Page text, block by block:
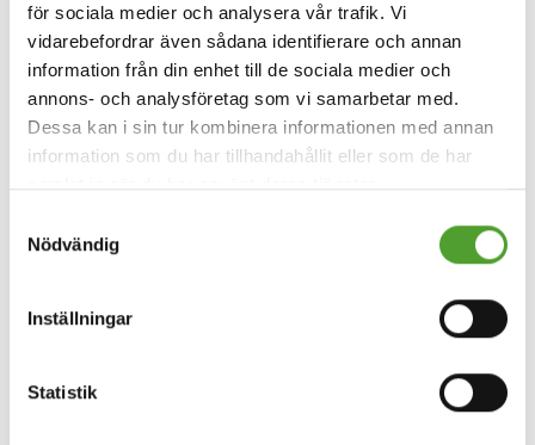
för sociala medier och analysera vår trafik. Vi
vidarebefordrar även sådana identifierare och annan
information från din enhet till de sociala medier och
annons- och analysföretag som vi samarbetar med.
Dessa kan i sin tur kombinera informationen med annan
information som du har tillhandahållit eller som de har
samlat in när du har använt deras tjänster.
Nödvändig
Inställningar
Statistik